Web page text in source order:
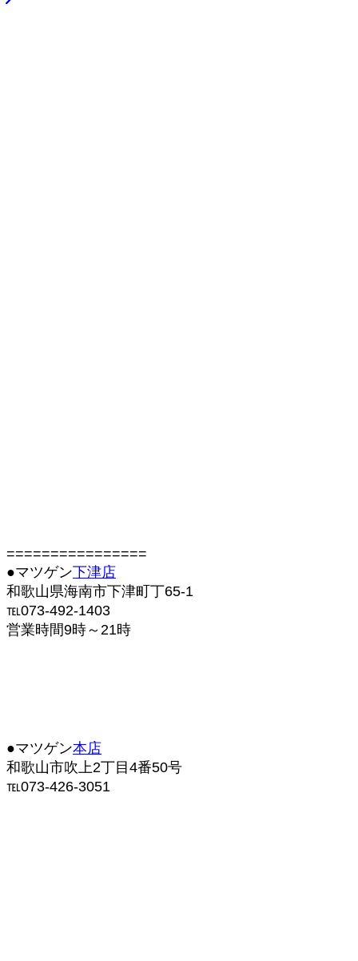
================
●マツゲン下津店
和歌山県海南市下津町丁65-1
℡073-492-1403
営業時間9時～21時
●マツゲン本店
和歌山市吹上2丁目4番50号
℡073-426-3051